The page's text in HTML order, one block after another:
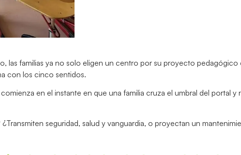
las familias ya no solo eligen un centro por su proyecto pedagógico
con los cinco sentidos.
comienza en el instante en que una familia cruza el umbral del portal y
seguridad, salud y vanguardia, o proyectan un